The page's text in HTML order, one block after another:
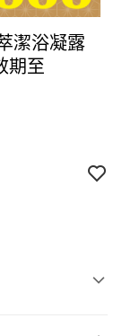
潔浴凝露
期至